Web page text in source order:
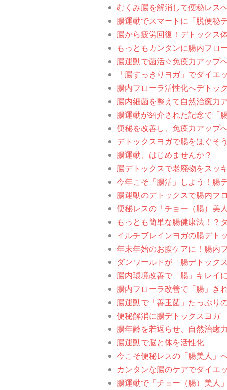
むくみ腸を解消して便秘レス
腸運動でスマートに「脱便秘
腸から疲労回復！デトックス
もっともカンタンに腸内フロ
腸運動で菌活☆免疫力アップ
「腸すっきりヨガ」でダイエ
腸内フローラ活性化へデトッ
腸内細菌を整えて自然治癒力
腸運動が紹介された記念で「
便秘を改善し、免疫力アップ
デトックスヨガで腸をほぐそう
腸運動、はじめませんか？
腸デトックスで老廃物をスッ
今年こそ「腸活」しよう！腸
腸運動のデトックスで腸内フ
便秘レスの「チョー（腸）美
もっとも簡単な腸健康法！？
イルチブレインヨガの腸デト
年末年始のお腹ケアに！腸内
ダンワールドが「腸デトック
腸内環境改善で「腸」キレイに
腸内フローラ改善で「腸」き
腸運動で「善玉菌」たっぷり
便秘解消に腸デトックスヨガ
腸年齢を若返らせ、自然治癒
腸運動で脳と体を活性化
今こそ便秘レスの「腸美人」
カンタンな腸のケアでダイエ
腸運動で「チョー（腸）美人